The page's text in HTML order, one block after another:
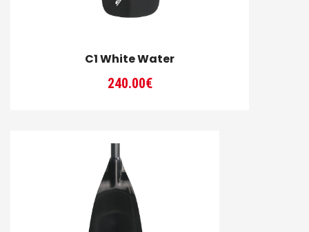
C1 White Water
240.00€